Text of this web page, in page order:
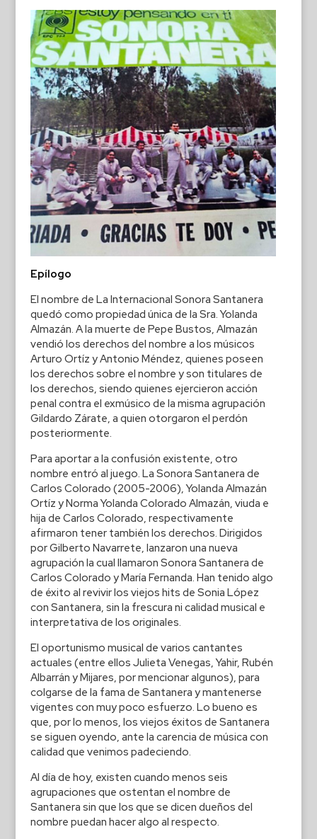
Epílogo
El nombre de La Internacional Sonora Santanera
quedó como propiedad única de la Sra. Yolanda
Almazán. A la muerte de Pepe Bustos, Almazán
vendió los derechos del nombre a los músicos
Arturo Ortíz y Antonio Méndez, quienes poseen
los derechos sobre el nombre y son titulares de
los derechos, siendo quienes ejercieron acción
penal contra el exmúsico de la misma agrupación
Gildardo Zárate, a quien otorgaron el perdón
posteriormente.
Para aportar a la confusión existente, otro
nombre entró al juego. La Sonora Santanera de
Carlos Colorado (2005-2006), Yolanda Almazán
Ortíz y Norma Yolanda Colorado Almazán, viuda e
hija de Carlos Colorado, respectivamente
afirmaron tener también los derechos. Dirigidos
por Gilberto Navarrete, lanzaron una nueva
agrupación la cual llamaron Sonora Santanera de
Carlos Colorado y María Fernanda. Han tenido algo
de éxito al revivir los viejos hits de Sonia López
con Santanera, sin la frescura ni calidad musical e
interpretativa de los originales.
El oportunismo musical de varios cantantes
actuales (entre ellos Julieta Venegas, Yahir, Rubén
Albarrán y Mijares, por mencionar algunos), para
colgarse de la fama de Santanera y mantenerse
vigentes con muy poco esfuerzo. Lo bueno es
que, por lo menos, los viejos éxitos de Santanera
se siguen oyendo, ante la carencia de música con
calidad que venimos padeciendo.
Al día de hoy, existen cuando menos seis
agrupaciones que ostentan el nombre de
Santanera sin que los que se dicen dueños del
nombre puedan hacer algo al respecto.